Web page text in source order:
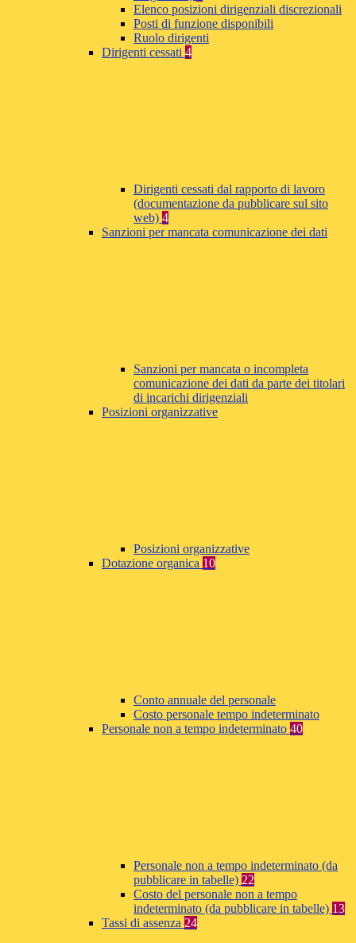
Elenco posizioni dirigenziali discrezionali
Posti di funzione disponibili
Ruolo dirigenti
Dirigenti cessati 4
Dirigenti cessati dal rapporto di lavoro
(documentazione da pubblicare sul sito
web) 4
Sanzioni per mancata comunicazione dei dati
Sanzioni per mancata o incompleta
comunicazione dei dati da parte dei titolari
di incarichi dirigenziali
Posizioni organizzative
Posizioni organizzative
Dotazione organica 10
Conto annuale del personale
Costo personale tempo indeterminato
Personale non a tempo indeterminato 40
Personale non a tempo indeterminato (da
pubblicare in tabelle) 22
Costo del personale non a tempo
indeterminato (da pubblicare in tabelle) 13
Tassi di assenza 24